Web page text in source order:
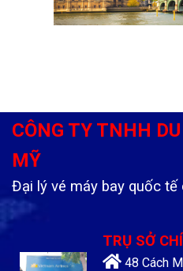
CÔNG TY TNHH
MỸ
Đại lý vé máy bay quốc tế
TRỤ SỞ
48 Cách